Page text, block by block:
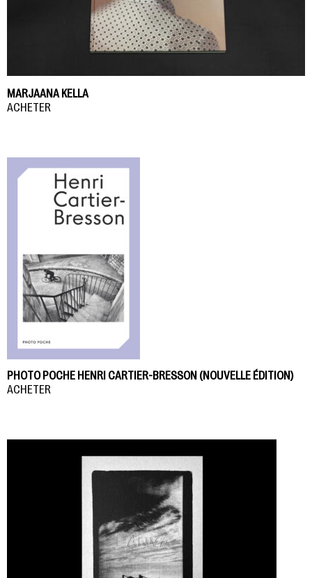
MARJAANA KELLA
ACHETER
PHOTO POCHE HENRI CARTIER-BRESSON (NOUVELLE ÉDITION)
ACHETER